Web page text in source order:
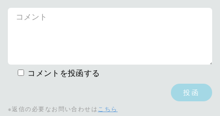
コメントを投函する
※返信の必要なお問い合わせは こちら